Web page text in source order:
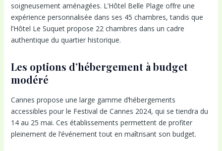
soigneusement aménagées. L’Hôtel Belle Plage offre une
expérience personnalisée dans ses 45 chambres, tandis que
l’Hôtel Le Suquet propose 22 chambres dans un cadre
authentique du quartier historique.
Les options d’hébergement à budget
modéré
Cannes propose une large gamme d’hébergements
accessibles pour le Festival de Cannes 2024, qui se tiendra du
14 au 25 mai. Ces établissements permettent de profiter
pleinement de l’événement tout en maîtrisant son budget.